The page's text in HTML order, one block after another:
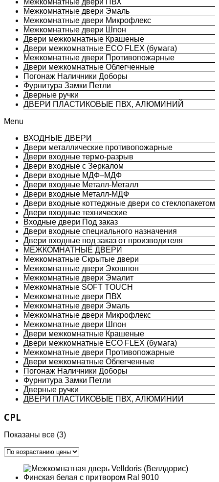
Межкомнатные двери ПВХ
Межкомнатные двери Эмаль
Межкомнатные двери Микрофлекс
Межкомнатные двери Шпон
Двери межкомнатные Крашеные
Двери межкомнатные ECO FLEX (бумага)
Межкомнатные двери Противопожарные
Двери межкомнатные Облегченные
Погонаж Наличники Доборы
Фурнитура Замки Петли
Дверные ручки
ДВЕРИ ПЛАСТИКОВЫЕ ПВХ, АЛЮМИНИЙ
Menu
ВХОДНЫЕ ДВЕРИ
Двери металлические противопожарные
Двери входные термо-разрыв
Двери входные с Зеркалом
Двери входные МДФ–МДФ
Двери входные Металл-Металл
Двери входные Металл-МДФ
Двери входные коттеджные двери со стеклопакетом
Двери входные технические
Входные двери Под заказ
Двери входные специального назначения
Двери входные под заказ от производителя
МЕЖКОМНАТНЫЕ ДВЕРИ
Межкомнатные Скрытые двери
Межкомнатные двери Экошпон
Межкомнатные двери Эмалит
Межкомнатные SOFT TOUCH
Межкомнатные двери ПВХ
Межкомнатные двери Эмаль
Межкомнатные двери Микрофлекс
Межкомнатные двери Шпон
Двери межкомнатные Крашеные
Двери межкомнатные ECO FLEX (бумага)
Межкомнатные двери Противопожарные
Двери межкомнатные Облегченные
Погонаж Наличники Доборы
Фурнитура Замки Петли
Дверные ручки
ДВЕРИ ПЛАСТИКОВЫЕ ПВХ, АЛЮМИНИЙ
CPL
Показаны все (3)Цены:
возрастанию